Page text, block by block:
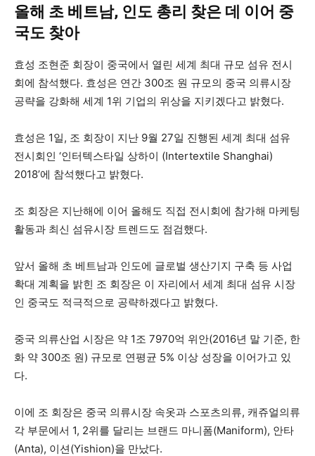
올해 초 베트남, 인도 총리 찾은 데 이어 중
국도 찾아
효성 조현준 회장이 중국에서 열린 세계 최대 규모 섬유 전시
회에 참석했다. 효성은 연간 300조 원 규모의 중국 의류시장
공략을 강화해 세계 1위 기업의 위상을 지키겠다고 밝혔다.
효성은 1일, 조 회장이 지난 9월 27일 진행된 세계 최대 섬유
전시회인 ‘인터텍스타일 상하이 (Intertextile Shanghai)
2018’에 참석했다고 밝혔다.
조 회장은 지난해에 이어 올해도 직접 전시회에 참가해 마케팅
활동과 최신 섬유시장 트렌드도 점검했다.
앞서 올해 초 베트남과 인도에 글로벌 생산기지 구축 등 사업
확대 계획을 밝힌 조 회장은 이 자리에서 세계 최대 섬유 시장
인 중국도 적극적으로 공략하겠다고 밝혔다.
중국 의류산업 시장은 약 1조 7970억 위안(2016년 말 기준, 한
화 약 300조 원) 규모로 연평균 5% 이상 성장을 이어가고 있
다.
이에 조 회장은 중국 의류시장 속옷과 스포츠의류, 캐쥬얼의류
각 부문에서 1, 2위를 달리는 브랜드 마니폼(Maniform), 안타
(Anta), 이션(Yishion)을 만났다.